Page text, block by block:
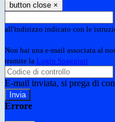
button close ×
all'indirizzo indicato con le
Non hai una e-mail associata al
tramite la Login Spaggiari
E-mail inviata, si prega di
Errore